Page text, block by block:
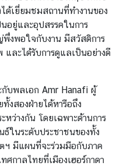
เยี่ยมชมสถานที่ทำงานของ
อยู่และอุปสรรคในการ
พึ่งพอใจกับงาน มีสวัสดิการ
ละได้รับการดูแลเป็นอย่างดี
บพลเอก Amr Hanafi ผู้
ทั้งสองฝ่ายได้หารือถึง
หว่างกัน โดยเฉพาะด้านการ
ในระดับประชาชนของทั้ง
ฯ มีแผนที่จะร่วมมือกับภาค
กาลไทยที่เมืองเฮอร์กาดา